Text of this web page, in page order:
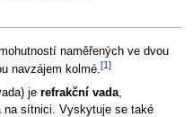
naměřených ve dvou
navzájem kolmé.[1]
je refrakční vada,
na sítnici. Vyskytuje se také